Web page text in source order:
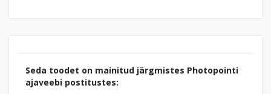
Seda toodet on mainitud järgmistes Photopointi
ajaveebi postitustes: